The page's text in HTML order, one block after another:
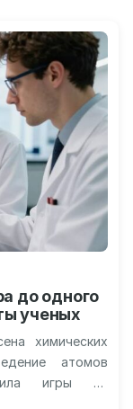
до одного
ученых
химических
атомов
игры на